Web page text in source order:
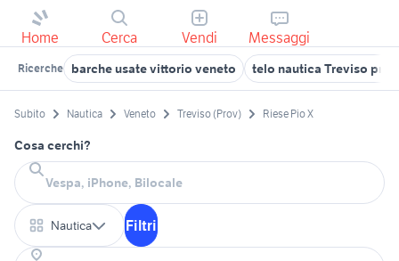
Home Cerca Vendi Messaggi
Ricerche barche usate vittorio veneto telo nautica Treviso
Subito Nautica Veneto Treviso (Prov) Riese Pio X
Cosa cerchi?
Nautica Filtri